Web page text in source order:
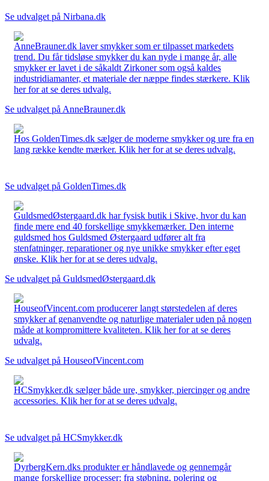
Se udvalget på Nirbana.dk
AnneBrauner.dk laver smykker som er tilpasset markedets
trend. Du får tidsløse smykker du kan nyde i mange år, alle
smykker er lavet i de såkaldt Zirkoner som også kaldes
industridiamanter, et materiale der næppe findes stærkere. Klik
her for at se deres udvalg.
Se udvalget på AnneBrauner.dk
Hos GoldenTimes.dk sælger de moderne smykker og ure fra en
lang række kendte mærker. Klik her for at se deres udvalg.
Se udvalget på GoldenTimes.dk
GuldsmedØstergaard.dk har fysisk butik i Skive, hvor du kan
finde mere end 40 forskellige smykkemærker. Den interne
guldsmed hos Guldsmed Østergaard udfører alt fra
stenfatninger, reparationer og nye unikke smykker efter eget
ønske. Klik her for at se deres udvalg.
Se udvalget på GuldsmedØstergaard.dk
HouseofVincent.com producerer langt størstedelen af deres
smykker af genanvendte og naturlige materialer uden på nogen
måde at kompromittere kvaliteten. Klik her for at se deres
udvalg.
Se udvalget på HouseofVincent.com
HCSmykker.dk sælger både ure, smykker, piercinger og andre
accessories. Klik her for at se deres udvalg.
Se udvalget på HCSmykker.dk
DyrbergKern.dks produkter er håndlavede og gennemgår
mange forskellige processer: fra støbning, polering og